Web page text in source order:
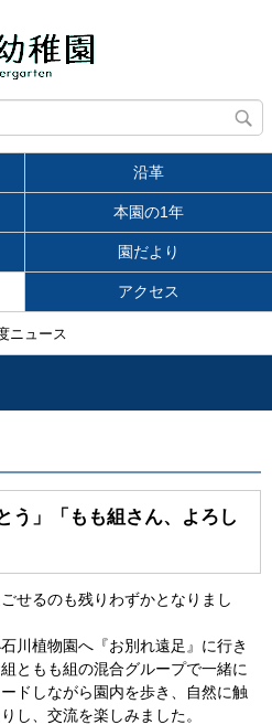
沿革
本園の1年
園だより
アクセス
ニュース
う」「もも組さん、よろし
せるのも残りわずかとなりまし
川植物園へ『お別れ遠足』に行き
ともも組の混合グループで一緒に
ドしながら園内を歩き、自然に触
し、交流を楽しみました。